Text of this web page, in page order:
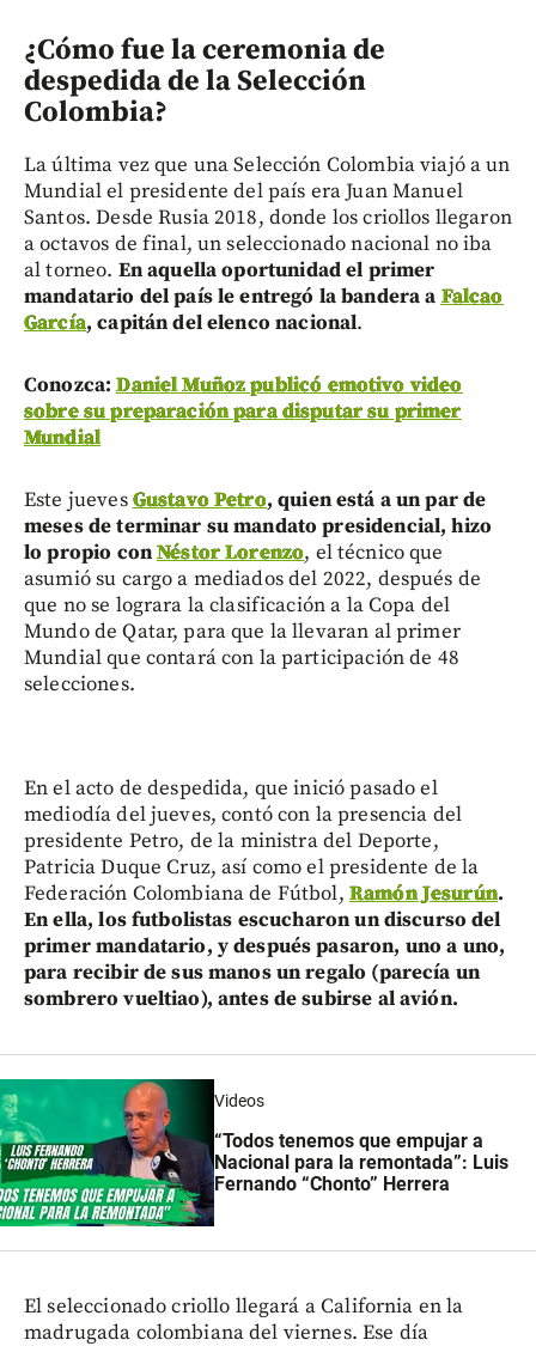
¿Cómo fue la ceremonia de
despedida de la Selección
Colombia?
La última vez que una Selección Colombia viajó a un
Mundial el presidente del país era Juan Manuel
Santos. Desde Rusia 2018, donde los criollos llegaron
a octavos de final, un seleccionado nacional no iba
al torneo. En aquella oportunidad el primer
mandatario del país le entregó la bandera a Falcao
García, capitán del elenco nacional.
Conozca:Daniel Muñoz publicó emotivo video
sobre su preparación para disputar su primer
Mundial
Este juevesGustavo Petro, quien está a un par de
meses de terminar su mandato presidencial, hizo
lo propio conNéstor Lorenzo, el técnico que
asumió su cargo a mediados del 2022, después de
que no se lograra la clasificación a la Copa del
Mundo de Qatar, para que la llevaran al primer
Mundial que contará con la participación de 48
selecciones.
En el acto de despedida, que inició pasado el
mediodía del jueves, contó con la presencia del
presidente Petro, de la ministra del Deporte,
Patricia Duque Cruz, así como el presidente de la
Federación Colombiana de Fútbol, Ramón Jesurún.
En ella, los futbolistas escucharon un discurso del
primer mandatario, y después pasaron, uno a uno,
para recibir de sus manos un regalo (parecía un
sombrero vueltiao), antes de subirse al avión.
Videos
“Todos tenemos que empujar a
Nacional para la remontada”: Luis
Fernando “Chonto” Herrera
El seleccionado criollo llegará a California en la
madrugada colombiana del viernes. Ese día